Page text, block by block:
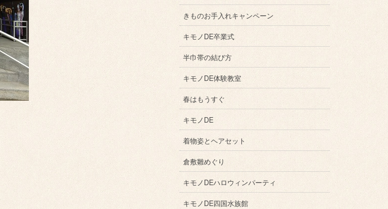
きものお手入れキャンペーン
キモノDE卒業式
半巾帯の結び方
キモノDE体験教室
春はもうすぐ
キモノDE
着物姿とヘアセット
倉敷雛めぐり
キモノDEハロウィンパーティ
キモノDE四国水族館